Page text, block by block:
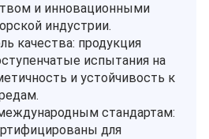
и инновационными
индустрии.
качества: продукция
испытания на
и устойчивость к
стандартам:
для